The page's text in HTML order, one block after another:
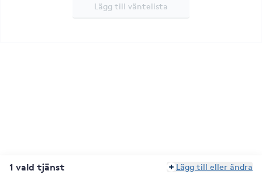
Lägg till väntelista
1 vald tjänst Lägg till eller ändra